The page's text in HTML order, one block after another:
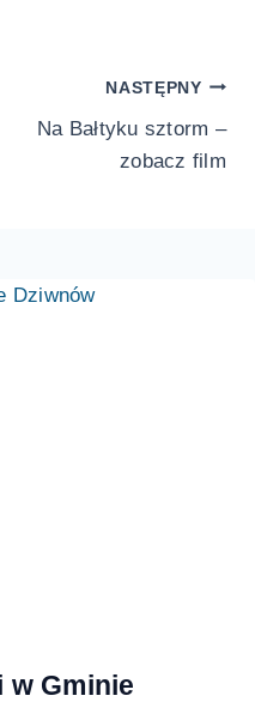
NASTĘPNY
Na Bałtyku sztorm –
zobacz film
w Gminie